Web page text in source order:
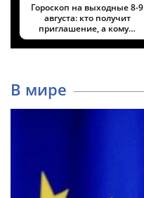
Гороскоп на выходные 8-9
августа: кто получит
приглашение, а кому…
В мире